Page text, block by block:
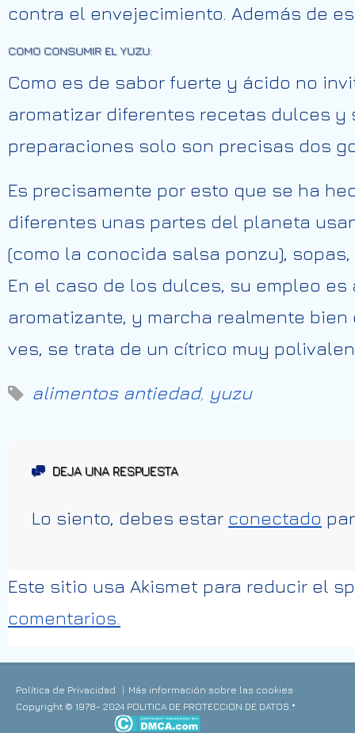
contra el envejecimiento. Además de
COMO CONSUMIR EL YUZU:
Como es de sabor fuerte y ácido no
aromatizar diferentes recetas dulces y
preparaciones solo son precisas dos
Es precisamente por esto que se ha
diferentes unas partes del planeta
(como la conocida salsa ponzu),
En el caso de los dulces, su empleo
aromatizante, y marcha realmente
ves, se trata de un cítrico muy
alimentos antiedad, yuzu
DEJA UNA RESPUESTA
Lo siento, debes estar conectado
Este sitio usa Akismet para reducir el
comentarios.
Política de Privacidad
Más información sobre las cookies
Copyright © 1978- 2024 POLITICA DE PROTECCION DE DATOS *